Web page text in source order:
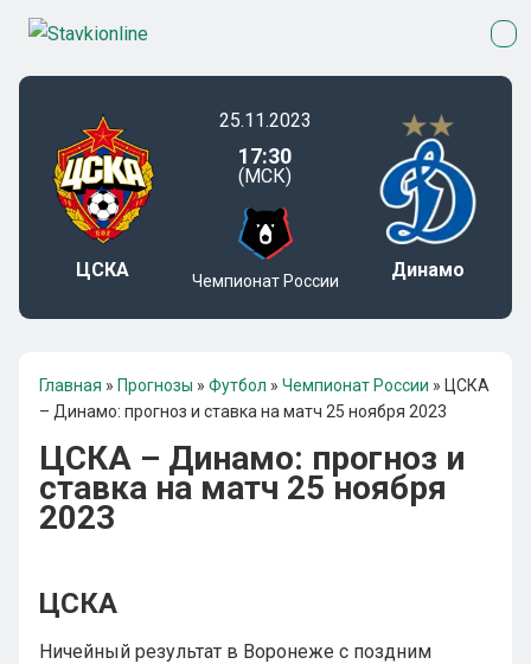
ЦСКА
25.11.2023
17:30
(МСК)
Чемпионат России Динамо
Главная » Прогнозы » Футбол » Чемпионат России » ЦСКА
– Динамо: прогноз и ставка на матч 25 ноября 2023
ЦСКА – Динамо: прогноз и
ставка на матч 25 ноября
2023
ЦСКА
Ничейный результат в Воронеже с поздним